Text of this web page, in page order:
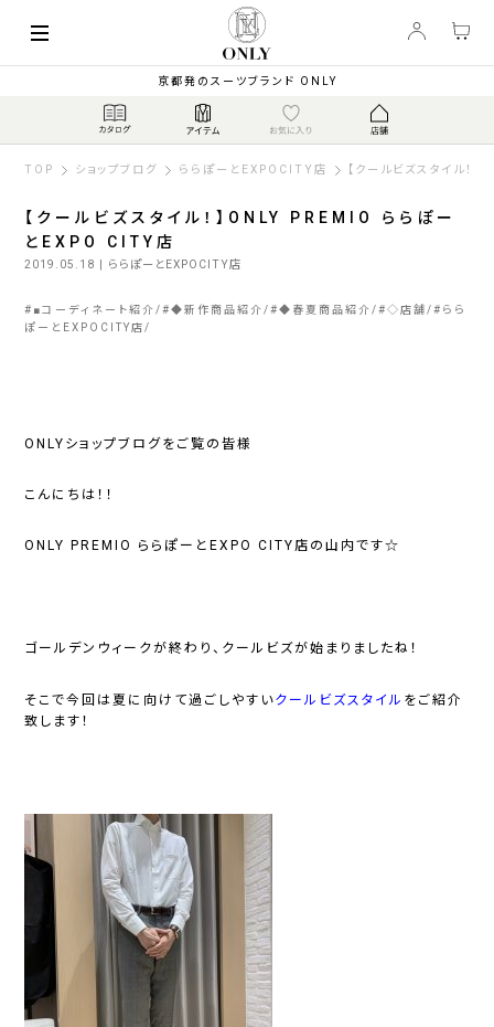
京都発のスーツブランド ONLY
TOP ショップブログ ららぽーとEXPOCITY店 【クールビズスタイル
【クールビズスタイル！】ONLY PREMIO ららぽー
とEXPO CITY店
2019.05.18 | ららぽーとEXPOCITY店
# ■コーディネート紹介 #◆新作商品紹介 #◆春夏商品紹介 #◇店舗 # らら
ぽーとEXPOCITY店
ONLYショップブログをご覧の皆様
こんにちは！！
ONLY PREMIO ららぽーとEXPO CITY店の山内です☆
ゴールデンウィークが終わり、クールビズが始まりましたね！
そこで今回は夏に向けて過ごしやすいクールビズスタイル をご紹介
致します！